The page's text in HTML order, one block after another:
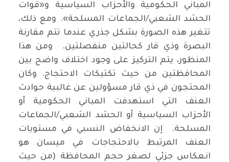
المباني الحكومية والأحزاب السياسية و«قوات
الحشد الشعبي/الجماعات المسلحة». ومع ذلك،
تتغير هذه الصورة بشكل جذري عندما تتم مقارنة
البصرة وذي قار كحالتين منفصلتين. ومن هذا
المنظور، يتم التركيز على وجود اختلاف واضح بين
المحافظتين من حيث تكتيكات الاحتجاج. وكان
المحتجون في ذي قار مسؤولين عن غالبية حوادث
العنف التي استهدفت المباني الحكومية أو
الأحزاب السياسية أو الحشد الشعبي/الجماعات
المسلحة. إن الانخفاض النسبي في مستويات
العنف المرتبط بالاحتجاجات في ميسان هو
انعكاس جزئي لصغر حجم المحافظة (من حيث